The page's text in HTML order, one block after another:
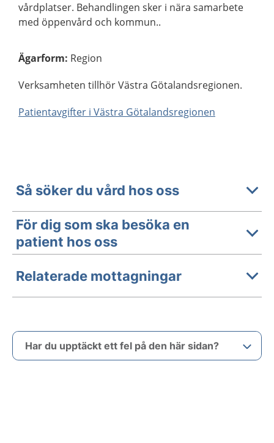
vårdplatser. Behandlingen sker i nära samarbete
med öppenvård och kommun..
Ägarform: Region
Verksamheten tillhör Västra Götalandsregionen.
Patientavgifter i Västra Götalandsregionen
Så söker du vård hos oss
För dig som ska besöka en
patient hos oss
Relaterade mottagningar
Har du upptäckt ett fel på den här sidan?